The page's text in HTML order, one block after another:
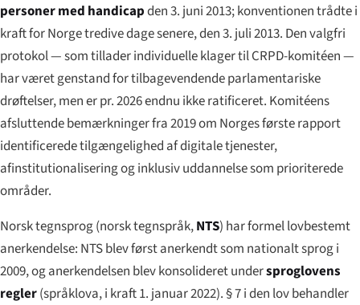
personer med handicapden 3. juni 2013; konventionen trådte i
kraft for Norge tredive dage senere, den 3. juli 2013. Den valgfri
protokol — som tillader individuelle klager til CRPD-komitéen —
har været genstand for tilbagevendende parlamentariske
drøftelser, men er pr. 2026 endnu ikke ratificeret. Komitéens
afsluttende bemærkninger fra 2019 om Norges første rapport
identificerede tilgængelighed af digitale tjenester,
afinstitutionalisering og inklusiv uddannelse som prioriterede
områder.
Norsk tegnsprog (norsk tegnspråk,NTS) har formel lovbestemt
anerkendelse: NTS blev først anerkendt som nationalt sprog i
2009, og anerkendelsen blev konsolideret undersproglovens
regler(språklova, i kraft 1. januar 2022). § 7 i den lov behandler